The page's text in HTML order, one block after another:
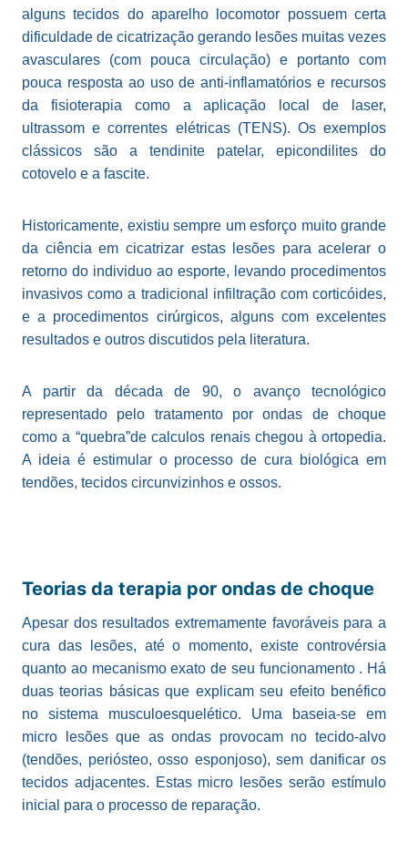
alguns tecidos do aparelho locomotor possuem certa
dificuldade de cicatrização gerando lesões muitas vezes
avasculares (com pouca circulação) e portanto com
pouca resposta ao uso de anti-inflamatórios e recursos
da fisioterapia como a aplicação local de laser,
ultrassom e correntes elétricas (TENS). Os exemplos
clássicos são a tendinite patelar, epicondilites do
cotovelo e a fascite.
Historicamente, existiu sempre um esforço muito grande
da ciência em cicatrizar estas lesões para acelerar o
retorno do individuo ao esporte, levando procedimentos
invasivos como a tradicional infiltração com corticóides,
e a procedimentos cirúrgicos, alguns com excelentes
resultados e outros discutidos pela literatura.
A partir da década de 90, o avanço tecnológico
representado pelo tratamento por ondas de choque
como a “quebra”de calculos renais chegou à ortopedia.
A ideia é estimular o processo de cura biológica em
tendões, tecidos circunvizinhos e ossos.
Teorias da terapia por ondas de choque
Apesar dos resultados extremamente favoráveis para a
cura das lesões, até o momento, existe controvérsia
quanto ao mecanismo exato de seu funcionamento . Há
duas teorias básicas que explicam seu efeito benéfico
no sistema musculoesquelético. Uma baseia-se em
micro lesões que as ondas provocam no tecido-alvo
(tendões, periósteo, osso esponjoso), sem danificar os
tecidos adjacentes. Estas micro lesões serão estímulo
inicial para o processo de reparação.